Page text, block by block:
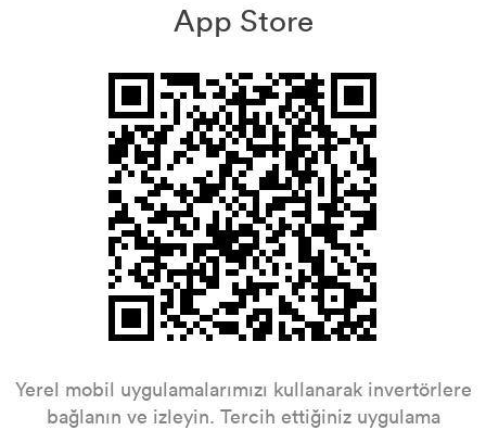
App Store
Yerel mobil uygulamalarımızı kullanarak invertörlere
bağlanın ve izleyin. Tercih ettiğiniz uygulama